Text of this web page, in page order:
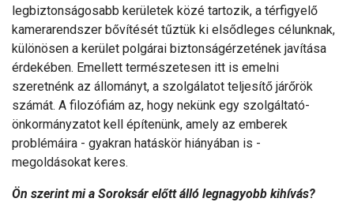
legbiztonságosabb kerületek közé tartozik, a térfigyelő
kamerarendszer bővítését tűztük ki elsődleges célunknak,
különösen a kerület polgárai biztonságérzetének javítása
érdekében. Emellett természetesen itt is emelni
szeretnénk az állományt, a szolgálatot teljesítő járőrök
számát. A filozófiám az, hogy nekünk egy szolgáltató-
önkormányzatot kell építenünk, amely az emberek
problémáira - gyakran hatáskör hiányában is -
megoldásokat keres.
Ön szerint mi a Soroksár előtt álló legnagyobb kihívás?